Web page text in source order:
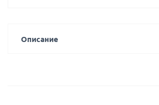
Описание